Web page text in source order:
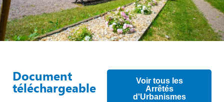
Document
téléchargeable
Voir tous les
Arrêtés
d'Urbanismes